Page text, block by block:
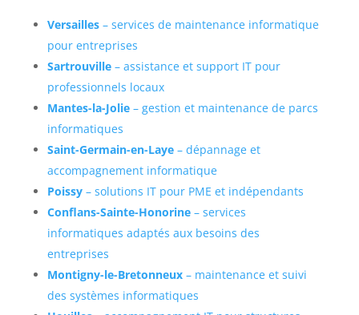
Versailles– services de maintenance informatique
pour entreprises
Sartrouville – assistance et support IT pour
professionnels locaux
Mantes-la-Jolie– gestion et maintenance de parcs
informatiques
Saint-Germain-en-Laye– dépannage et
accompagnement informatique
Poissy – solutions IT pour PME et indépendants
Conflans-Sainte-Honorine– services
informatiques adaptés aux besoins des
entreprises
Montigny-le-Bretonneux– maintenance et suivi
des systèmes informatiques